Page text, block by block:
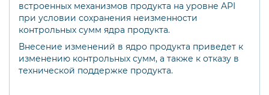
встроенных механизмов продукта на уровне API
при условии сохранения неизменности
контрольных сумм ядра продукта.
Внесение изменений в ядро продукта приведет к
изменению контрольных сумм, а также к отказу в
технической поддержке продукта.